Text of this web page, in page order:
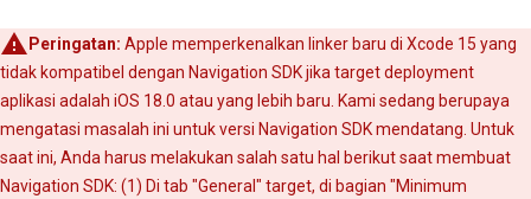
Peringatan: Apple memperkenalkan linker baru di Xcode 15 yang
tidak kompatibel dengan Navigation SDK jika target deployment
aplikasi adalah iOS 18.0 atau yang lebih baru. Kami sedang berupaya
mengatasi masalah ini untuk versi Navigation SDK mendatang. Untuk
saat ini, Anda harus melakukan salah satu hal berikut saat membuat
Navigation SDK: (1) Di tab "General" target, di bagian "Minimum